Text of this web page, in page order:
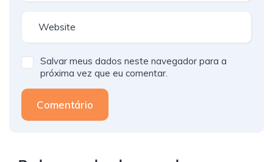
Salvar meus dados neste navegador para a
próxima vez que eu comentar.
Comentário